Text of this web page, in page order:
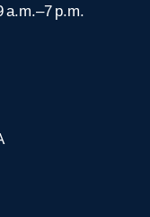
a.m.–7 p.m.